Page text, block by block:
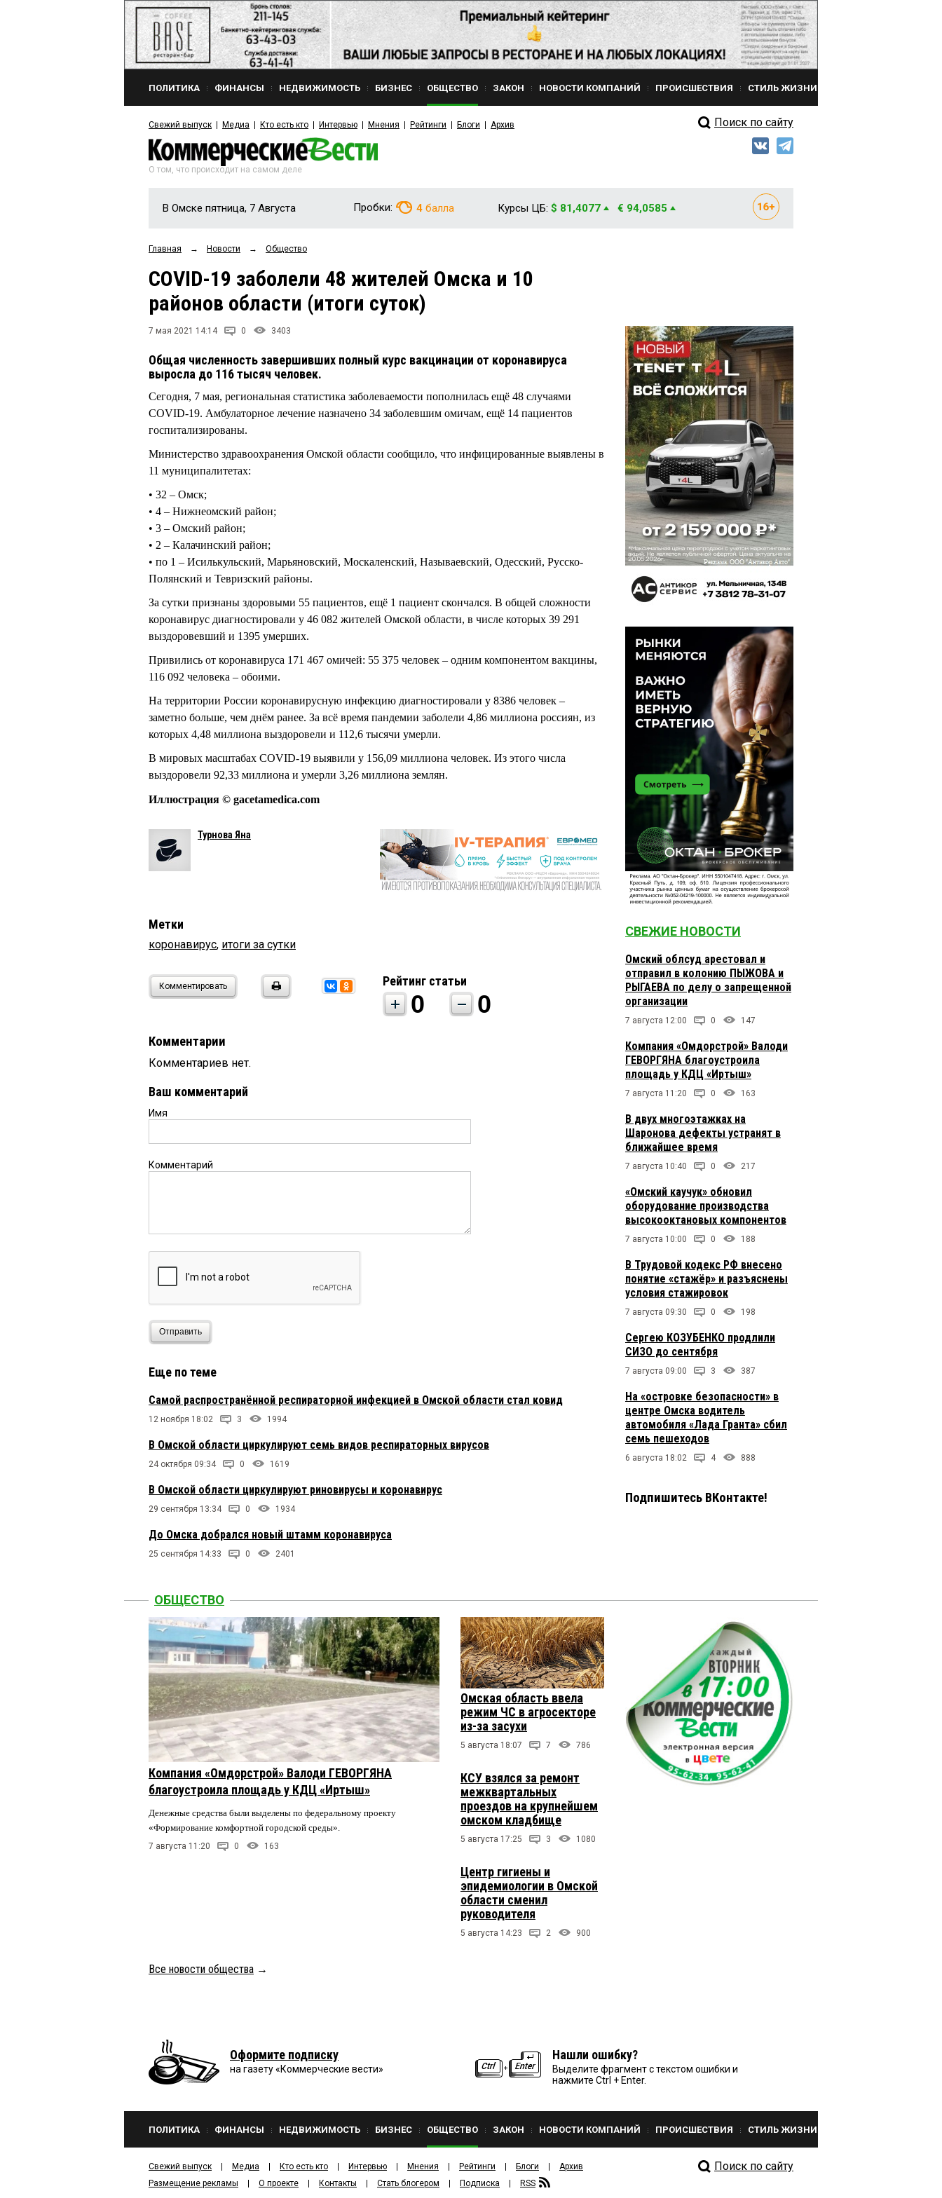
ПОЛИТИКА ФИНАНСЫ НЕДВИЖИМОСТЬ БИЗНЕС ОБЩЕСТВО ЗАКОН НОВОСТИ КОМПАНИЙ ПРОИСШЕСТВИЯ СТИЛЬ ЖИЗНИ
Свежий выпуск Медиа Кто есть кто Интервью Мнения Рейтинги Блоги Архив Поиск по сайту
О том, что происходит на самом деле
В Омске пятница, 7 Августа Пробки: 4 балла Курсы ЦБ: $ 81,4077 € 94,0585
Главная → Новости → Общество
COVID-19 заболели 48 жителей Омска и 10
районов области (итоги суток)
7 мая 2021 14:14 0 3403
Общая численность завершивших полный курс вакцинации от коронавируса
выросла до 116 тысяч человек.
Сегодня, 7 мая, региональная статистика заболеваемости пополнилась ещё 48 случаями
COVID-19. Амбулаторное лечение назначено 34 заболевшим омичам, ещё 14 пациентов
госпитализированы.
Министерство здравоохранения Омской области сообщило, что инфицированные выявлены в
11 муниципалитетах:
• 32 – Омск;
• 4 – Нижнеомский район;
• 3 – Омский район;
• 2 – Калачинский район;
• по 1 – Исилькульский, Марьяновский, Москаленский, Называевский, Одесский, Русско-
Полянский и Тевризский районы.
За сутки признаны здоровыми 55 пациентов, ещё 1 пациент скончался. В общей сложности
коронавирус диагностировали у 46 082 жителей Омской области, в числе которых 39 291
выздоровевший и 1395 умерших.
Привились от коронавируса 171 467 омичей: 55 375 человек – одним компонентом вакцины,
116 092 человека – обоими.
На территории России коронавирусную инфекцию диагностировали у 8386 человек –
заметно больше, чем днём ранее. За всё время пандемии заболели 4,86 миллиона россиян, из
которых 4,48 миллиона выздоровели и 112,6 тысячи умерли.
В мировых масштабах COVID-19 выявили у 156,09 миллиона человек. Из этого числа
выздоровели 92,33 миллиона и умерли 3,26 миллиона землян.
Иллюстрация © gacetamedica.com
Турнова Яна
Метки
коронавирус, итоги за сутки
Комментировать Рейтинг статьи
0 0
Комментарии
Комментариев нет.
Ваш комментарий
Имя
Комментарий
Отправить
Еще по теме
Самой распространённой респираторной инфекцией в Омской области стал ковид
12 ноября 18:02 3 1994
В Омской области циркулируют семь видов респираторных вирусов
24 октября 09:34 0 1619
В Омской области циркулируют риновирусы и коронавирус
29 сентября 13:34 0 1934
До Омска добрался новый штамм коронавируса
25 сентября 14:33 0 2401
СВЕЖИЕ НОВОСТИ
Омский облсуд арестовал и
отправил в колонию ПЫЖОВА и
РЫГАЕВА по делу о запрещенной
организации
7 августа 12:00 0 147
Компания «Омдорстрой» Валоди
ГЕВОРГЯНА благоустроила
площадь у КДЦ «Иртыш»
7 августа 11:20 0 163
В двух многоэтажках на
Шаронова дефекты устранят в
ближайшее время
7 августа 10:40 0 217
«Омский каучук» обновил
оборудование производства
высокооктановых компонентов
7 августа 10:00 0 188
В Трудовой кодекс РФ внесено
понятие «стажёр» и разъяснены
условия стажировок
7 августа 09:30 0 198
Сергею КОЗУБЕНКО продлили
СИЗО до сентября
7 августа 09:00 3 387
На «островке безопасности» в
центре Омска водитель
автомобиля «Лада Гранта» сбил
семь пешеходов
6 августа 18:02 4 888
Подпишитесь ВКонтакте!
ОБЩЕСТВО
Компания «Омдорстрой» Валоди ГЕВОРГЯНА
благоустроила площадь у КДЦ «Иртыш»
Денежные средства были выделены по федеральному проекту
«Формирование комфортной городской среды».
7 августа 11:20 0 163
Омская область ввела
режим ЧС в агросекторе
из-за засухи
5 августа 18:07 7 786
КСУ взялся за ремонт
межквартальных
проездов на крупнейшем
омском кладбище
5 августа 17:25 3 1080
Центр гигиены и
эпидемиологии в Омской
области сменил
руководителя
5 августа 14:23 2 900
Все новости общества →
Оформите подписку
на газету «Коммерческие вести»
Нашли ошибку?
Выделите фрагмент с текстом ошибки и
нажмите Ctrl + Enter.
ПОЛИТИКА ФИНАНСЫ НЕДВИЖИМОСТЬ БИЗНЕС ОБЩЕСТВО ЗАКОН НОВОСТИ КОМПАНИЙ ПРОИСШЕСТВИЯ СТИЛЬ ЖИЗНИ
Свежий выпуск Медиа Кто есть кто Интервью Мнения Рейтинги Блоги
Архив
Размещение рекламы
О проекте Контакты Стать блогером Подписка RSS
Поиск по сайту